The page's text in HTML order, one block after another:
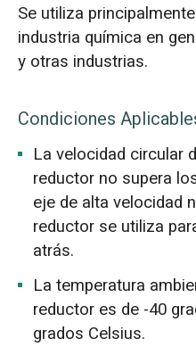
Se utiliza
industria química en
y otras industrias.
Condiciones
La velocidad circular
reductor no supera
eje de alta velocidad
reductor se utiliza
atrás.
La temperatura
reductor es de -40
grados Celsius.